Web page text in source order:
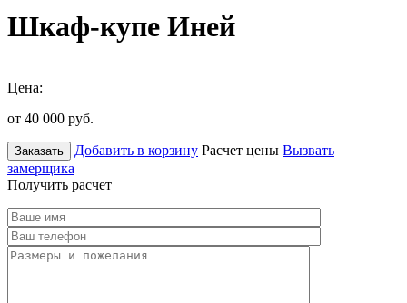
Шкаф-купе Иней
Цена:
от 40 000 руб.
Заказать Добавить в корзину Расчет цены Вызвать
замерщика
Получить расчет